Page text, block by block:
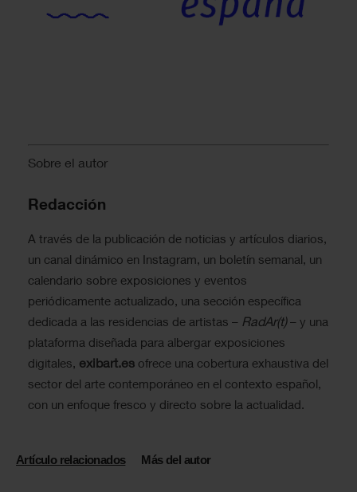
Sobre el autor
Redacción
A través de la publicación de noticias y artículos diarios,
un canal dinámico en Instagram, un boletín semanal, un
calendario sobre exposiciones y eventos
periódicamente actualizado, una sección específica
dedicada a las residencias de artistas – RadAr(t)– y una
plataforma diseñada para albergar exposiciones
digitales, exibart.es ofrece una cobertura exhaustiva del
sector del arte contemporáneo en el contexto español,
con un enfoque fresco y directo sobre la actualidad.
Artículo relacionados Más del autor